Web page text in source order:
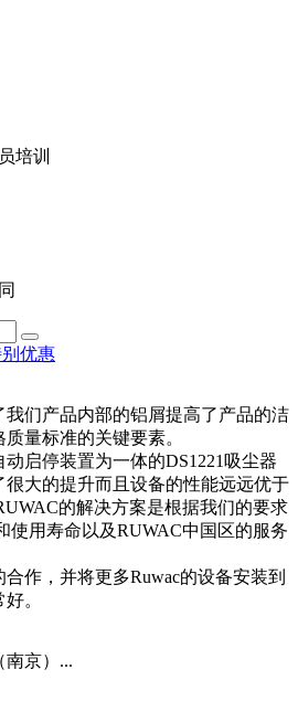
培训
优惠
我们产品内部的铝屑提高了产品的洁
量标准的关键要素。
启停装置为一体的DS1221吸尘器
大的提升而且设备的性能远远优于
的解决方案是根据我们的要求
使用寿命以及RUWAC中国区的服务
作，并将更多Ruwac的设备安装到
。
南京）...